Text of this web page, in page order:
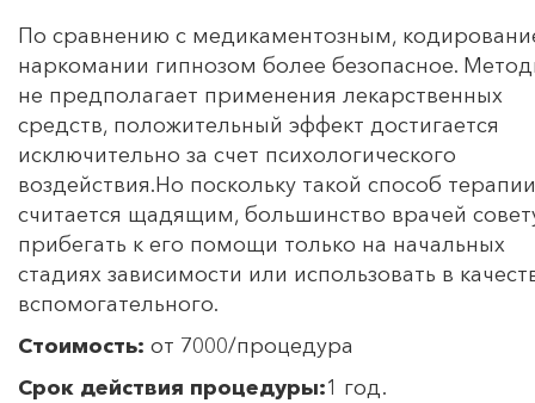
По сравнению с медикаментозным,
наркомании гипнозом более безопасное.
не предполагает применения лекарственных
средств, положительный эффект достигается
исключительно за счет психологического
воздействия.Но поскольку такой способ терапии
считается щадящим, большинство врачей
прибегать к его помощи только на начальных
стадиях зависимости или использовать в
вспомогательного.
Стоимость: от 7000/процедура
Срок действия процедуры:1 год.